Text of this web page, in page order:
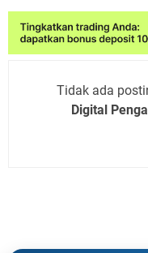
Tidak ada
Digital